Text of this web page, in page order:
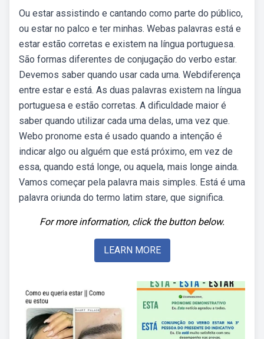
Ou estar assistindo e cantando como parte do público,
ou estar no palco e ter minhas. Webas palavras está e
estar estão corretas e existem na língua portuguesa.
São formas diferentes de conjugação do verbo estar.
Devemos saber quando usar cada uma. Webdiferença
entre estar e está. As duas palavras existem na língua
portuguesa e estão corretas. A dificuldade maior é
saber quando utilizar cada uma delas, uma vez que.
Webo pronome esta é usado quando a intenção é
indicar algo ou alguém que está próximo, em vez de
essa, quando está longe, ou aquela, mais longe ainda.
Vamos começar pela palavra mais simples. Está é uma
palavra oriunda do termo latim stare, que significa.
For more information, click the button below.
LEARN MORE